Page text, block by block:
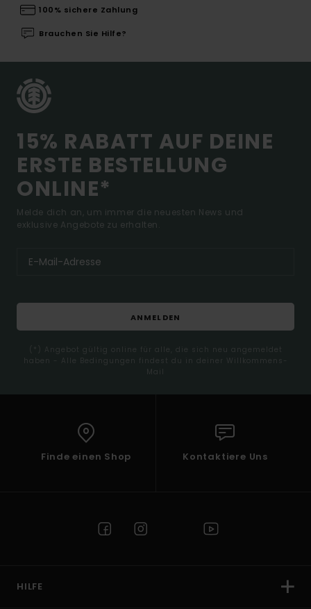
100% sichere Zahlung
Brauchen Sie Hilfe?
15% RABATT AUF DEINE
ERSTE BESTELLUNG
ONLINE*
Melde dich an, um immer die neuesten News und
exklusive Angebote zu erhalten.
ANMELDEN
(*) Angebot gültig online für alle, die sich neu angemeldet
haben - Alle Bedingungen findest du in deiner Willkommens-
Mail
Finde einen Shop Kontaktiere Uns
HILFE